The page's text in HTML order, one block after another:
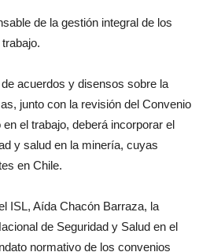
de la gestión integral de los
acuerdos y disensos sobre la
junto con la revisión del Convenio
el trabajo, deberá incorporar el
y salud en la minería, cuyas
en Chile.
ISL, Aída Chacón Barraza, la
de Seguridad y Salud en el
normativo de los convenios